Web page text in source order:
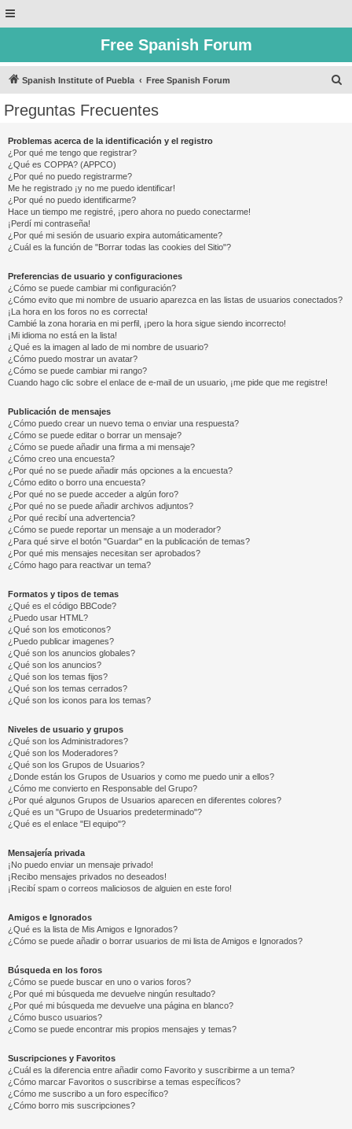
Free Spanish Forum
Spanish Institute of Puebla Free Spanish Forum
Preguntas Frecuentes
Problemas acerca de la identificación y el registro
¿Por qué me tengo que registrar?
¿Qué es COPPA? (APPCO)
¿Por qué no puedo registrarme?
Me he registrado ¡y no me puedo identificar!
¿Por qué no puedo identificarme?
Hace un tiempo me registré, ¡pero ahora no puedo conectarme!
¡Perdí mi contraseña!
¿Por qué mi sesión de usuario expira automáticamente?
¿Cuál es la función de "Borrar todas las cookies del Sitio"?
Preferencias de usuario y configuraciones
¿Cómo se puede cambiar mi configuración?
¿Cómo evito que mi nombre de usuario aparezca en las listas de usuarios conectados?
¡La hora en los foros no es correcta!
Cambié la zona horaria en mi perfil, ¡pero la hora sigue siendo incorrecto!
¡Mi idioma no está en la lista!
¿Qué es la imagen al lado de mi nombre de usuario?
¿Cómo puedo mostrar un avatar?
¿Cómo se puede cambiar mi rango?
Cuando hago clic sobre el enlace de e-mail de un usuario, ¡me pide que me registre!
Publicación de mensajes
¿Cómo puedo crear un nuevo tema o enviar una respuesta?
¿Cómo se puede editar o borrar un mensaje?
¿Cómo se puede añadir una firma a mi mensaje?
¿Cómo creo una encuesta?
¿Por qué no se puede añadir más opciones a la encuesta?
¿Cómo edito o borro una encuesta?
¿Por qué no se puede acceder a algún foro?
¿Por qué no se puede añadir archivos adjuntos?
¿Por qué recibí una advertencia?
¿Cómo se puede reportar un mensaje a un moderador?
¿Para qué sirve el botón "Guardar" en la publicación de temas?
¿Por qué mis mensajes necesitan ser aprobados?
¿Cómo hago para reactivar un tema?
Formatos y tipos de temas
¿Qué es el código BBCode?
¿Puedo usar HTML?
¿Qué son los emoticonos?
¿Puedo publicar imagenes?
¿Qué son los anuncios globales?
¿Qué son los anuncios?
¿Qué son los temas fijos?
¿Qué son los temas cerrados?
¿Qué son los iconos para los temas?
Niveles de usuario y grupos
¿Qué son los Administradores?
¿Qué son los Moderadores?
¿Qué son los Grupos de Usuarios?
¿Donde están los Grupos de Usuarios y como me puedo unir a ellos?
¿Cómo me convierto en Responsable del Grupo?
¿Por qué algunos Grupos de Usuarios aparecen en diferentes colores?
¿Qué es un "Grupo de Usuarios predeterminado"?
¿Qué es el enlace "El equipo"?
Mensajería privada
¡No puedo enviar un mensaje privado!
¡Recibo mensajes privados no deseados!
¡Recibí spam o correos maliciosos de alguien en este foro!
Amigos e Ignorados
¿Qué es la lista de Mis Amigos e Ignorados?
¿Cómo se puede añadir o borrar usuarios de mi lista de Amigos e Ignorados?
Búsqueda en los foros
¿Cómo se puede buscar en uno o varios foros?
¿Por qué mi búsqueda me devuelve ningún resultado?
¿Por qué mi búsqueda me devuelve una página en blanco?
¿Cómo busco usuarios?
¿Como se puede encontrar mis propios mensajes y temas?
Suscripciones y Favoritos
¿Cuál es la diferencia entre añadir como Favorito y suscribirme a un tema?
¿Cómo marcar Favoritos o suscribirse a temas específicos?
¿Cómo me suscribo a un foro específico?
¿Cómo borro mis suscripciones?